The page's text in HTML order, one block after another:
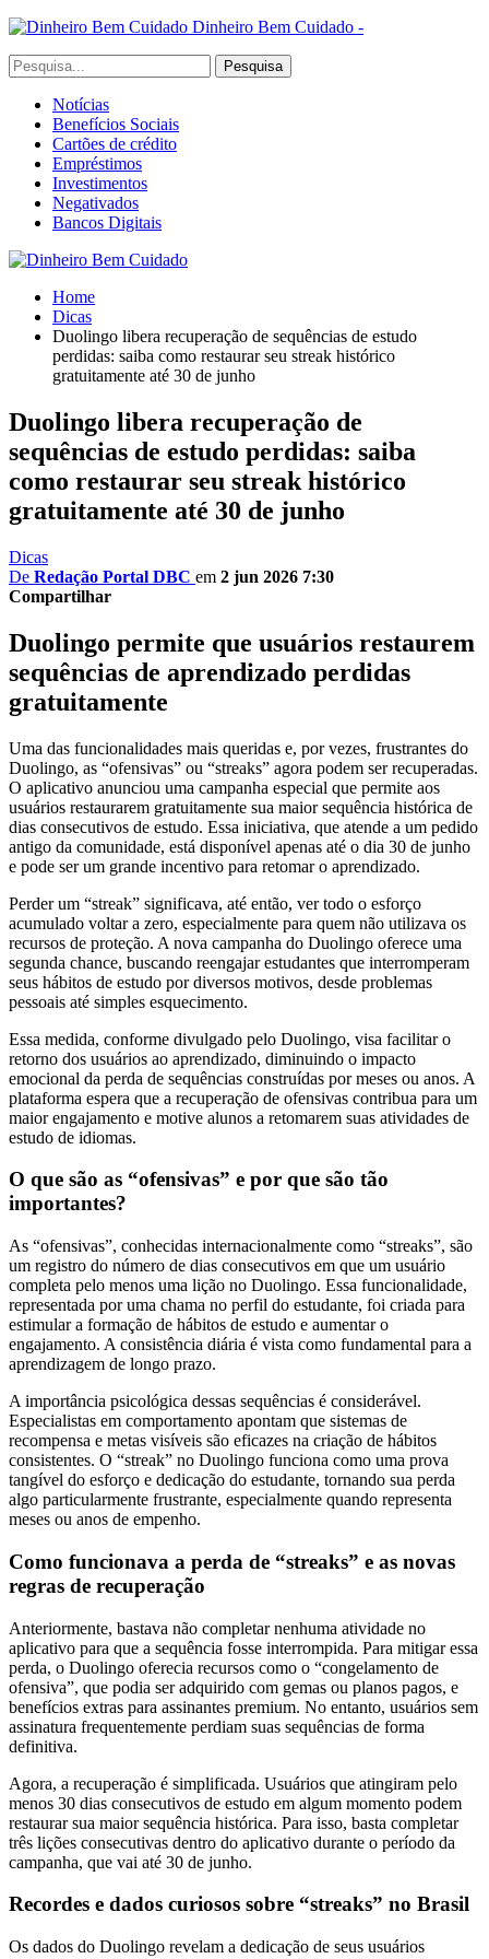
Dinheiro Bem Cuidado -
Notícias
Benefícios Sociais
Cartões de crédito
Empréstimos
Investimentos
Negativados
Bancos Digitais
Home
Dicas
Duolingo libera recuperação de sequências de estudo
perdidas: saiba como restaurar seu streak histórico
gratuitamente até 30 de junho
Duolingo libera recuperação de
sequências de estudo perdidas: saiba
como restaurar seu streak histórico
gratuitamente até 30 de junho
Dicas
De Redação Portal DBC em 2 jun 2026 7:30
Compartilhar
Duolingo permite que usuários restaurem
sequências de aprendizado perdidas
gratuitamente
Uma das funcionalidades mais queridas e, por vezes, frustrantes do
Duolingo, as “ofensivas” ou “streaks” agora podem ser recuperadas.
O aplicativo anunciou uma campanha especial que permite aos
usuários restaurarem gratuitamente sua maior sequência histórica de
dias consecutivos de estudo. Essa iniciativa, que atende a um pedido
antigo da comunidade, está disponível apenas até o dia 30 de junho
e pode ser um grande incentivo para retomar o aprendizado.
Perder um “streak” significava, até então, ver todo o esforço
acumulado voltar a zero, especialmente para quem não utilizava os
recursos de proteção. A nova campanha do Duolingo oferece uma
segunda chance, buscando reengajar estudantes que interromperam
seus hábitos de estudo por diversos motivos, desde problemas
pessoais até simples esquecimento.
Essa medida, conforme divulgado pelo Duolingo, visa facilitar o
retorno dos usuários ao aprendizado, diminuindo o impacto
emocional da perda de sequências construídas por meses ou anos. A
plataforma espera que a recuperação de ofensivas contribua para um
maior engajamento e motive alunos a retomarem suas atividades de
estudo de idiomas.
O que são as “ofensivas” e por que são tão
importantes?
As “ofensivas”, conhecidas internacionalmente como “streaks”, são
um registro do número de dias consecutivos em que um usuário
completa pelo menos uma lição no Duolingo. Essa funcionalidade,
representada por uma chama no perfil do estudante, foi criada para
estimular a formação de hábitos de estudo e aumentar o
engajamento. A consistência diária é vista como fundamental para a
aprendizagem de longo prazo.
A importância psicológica dessas sequências é considerável.
Especialistas em comportamento apontam que sistemas de
recompensa e metas visíveis são eficazes na criação de hábitos
consistentes. O “streak” no Duolingo funciona como uma prova
tangível do esforço e dedicação do estudante, tornando sua perda
algo particularmente frustrante, especialmente quando representa
meses ou anos de empenho.
Como funcionava a perda de “streaks” e as novas
regras de recuperação
Anteriormente, bastava não completar nenhuma atividade no
aplicativo para que a sequência fosse interrompida. Para mitigar essa
perda, o Duolingo oferecia recursos como o “congelamento de
ofensiva”, que podia ser adquirido com gemas ou planos pagos, e
benefícios extras para assinantes premium. No entanto, usuários sem
assinatura frequentemente perdiam suas sequências de forma
definitiva.
Agora, a recuperação é simplificada. Usuários que atingiram pelo
menos 30 dias consecutivos de estudo em algum momento podem
restaurar sua maior sequência histórica. Para isso, basta completar
três lições consecutivas dentro do aplicativo durante o período da
campanha, que vai até 30 de junho.
Recordes e dados curiosos sobre “streaks” no Brasil
Os dados do Duolingo revelam a dedicação de seus usuários